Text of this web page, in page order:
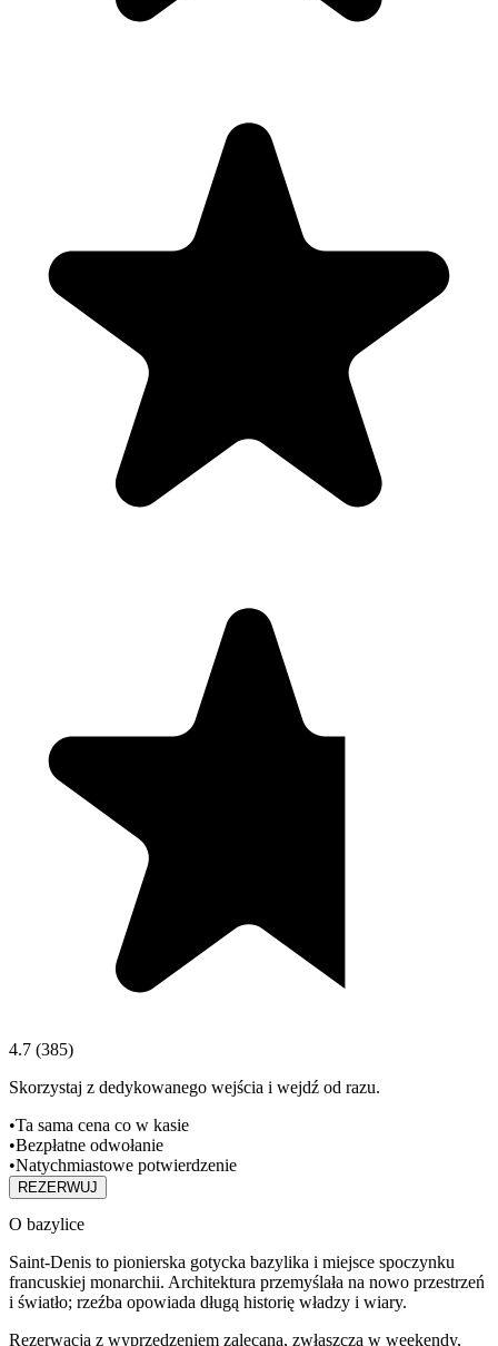
4.7 (385)
Skorzystaj z dedykowanego wejścia i wejdź od razu.
•Ta sama cena co w kasie
•Bezpłatne odwołanie
•Natychmiastowe potwierdzenie
REZERWUJ
O bazylice
Saint‑Denis to pionierska gotycka bazylika i miejsce spoczynku
francuskiej monarchii. Architektura przemyślała na nowo przestrzeń
i światło; rzeźba opowiada długą historię władzy i wiary.
Rezerwacja z wyprzedzeniem zalecana, zwłaszcza w weekendy,